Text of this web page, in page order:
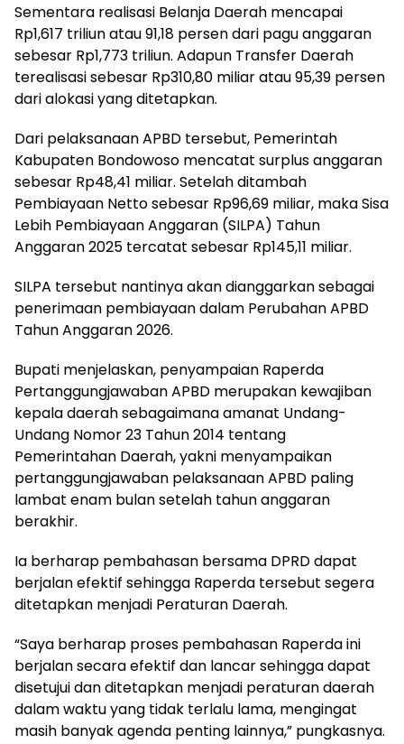
Sementara realisasi Belanja Daerah mencapai
Rp1,617 triliun atau 91,18 persen dari pagu anggaran
sebesar Rp1,773 triliun. Adapun Transfer Daerah
terealisasi sebesar Rp310,80 miliar atau 95,39 persen
dari alokasi yang ditetapkan.
Dari pelaksanaan APBD tersebut, Pemerintah
Kabupaten Bondowoso mencatat surplus anggaran
sebesar Rp48,41 miliar. Setelah ditambah
Pembiayaan Netto sebesar Rp96,69 miliar, maka Sisa
Lebih Pembiayaan Anggaran (SILPA) Tahun
Anggaran 2025 tercatat sebesar Rp145,11 miliar.
SILPA tersebut nantinya akan dianggarkan sebagai
penerimaan pembiayaan dalam Perubahan APBD
Tahun Anggaran 2026.
Bupati menjelaskan, penyampaian Raperda
Pertanggungjawaban APBD merupakan kewajiban
kepala daerah sebagaimana amanat Undang-
Undang Nomor 23 Tahun 2014 tentang
Pemerintahan Daerah, yakni menyampaikan
pertanggungjawaban pelaksanaan APBD paling
lambat enam bulan setelah tahun anggaran
berakhir.
Ia berharap pembahasan bersama DPRD dapat
berjalan efektif sehingga Raperda tersebut segera
ditetapkan menjadi Peraturan Daerah.
“Saya berharap proses pembahasan Raperda ini
berjalan secara efektif dan lancar sehingga dapat
disetujui dan ditetapkan menjadi peraturan daerah
dalam waktu yang tidak terlalu lama, mengingat
masih banyak agenda penting lainnya,” pungkasnya.